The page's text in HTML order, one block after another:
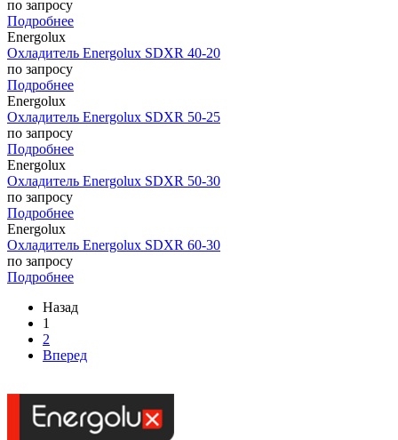
по запросу
Подробнее
Energolux
Охладитель Energolux SDXR 40-20
по запросу
Подробнее
Energolux
Охладитель Energolux SDXR 50-25
по запросу
Подробнее
Energolux
Охладитель Energolux SDXR 50-30
по запросу
Подробнее
Energolux
Охладитель Energolux SDXR 60-30
по запросу
Подробнее
Назад
1
2
Вперед